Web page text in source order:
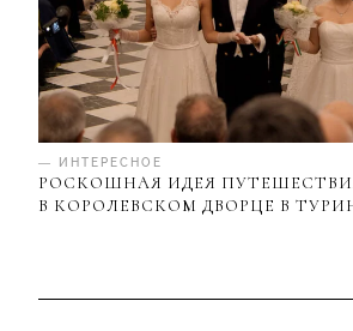
— ИНТЕРЕСНОЕ
РОСКОШНАЯ ИДЕЯ
В КОРОЛЕВСКОМ ДВОРЦЕ В